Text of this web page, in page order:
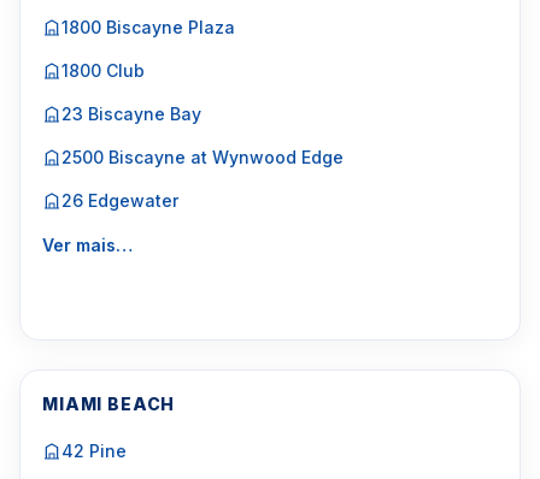
1800 Biscayne Plaza
1800 Club
23 Biscayne Bay
2500 Biscayne at Wynwood Edge
26 Edgewater
Ver mais…
MIAMI BEACH
42 Pine